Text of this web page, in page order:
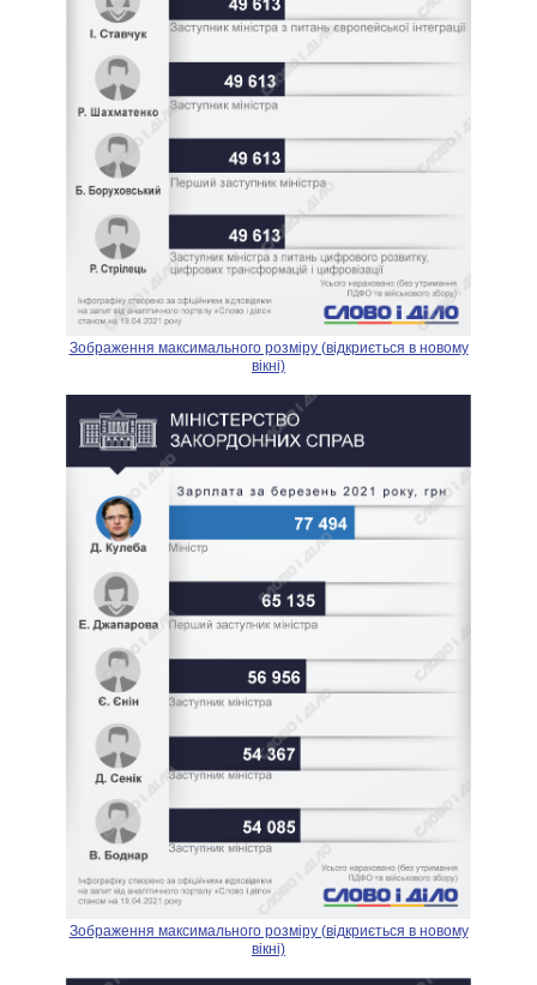
Зображення максимального розміру (відкриється в новому
вікні)
Зображення максимального розміру (відкриється в новому
вікні)